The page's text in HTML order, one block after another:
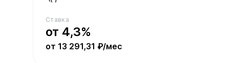
Ставка
от 4,3%
от 13 291,31 ₽/мес